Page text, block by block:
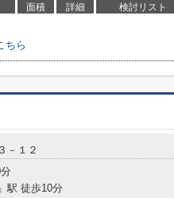
面積 詳細 検討リスト
ちら
－１２
」駅 徒歩10分